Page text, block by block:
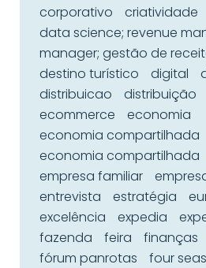
corporativo
criatividade
data science; revenue
manager; gestão de
destino turístico
digital
distribuicao
distribuição
ecommerce
economia
economia compartilhada
economia compartilhada
empresa familiar
entrevista
estratégia
excelência
expedia
fazenda
feira finanças
fórum panrotas
four